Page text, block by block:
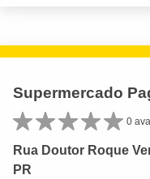
Supermercado
0
Rua Doutor Roque
PR